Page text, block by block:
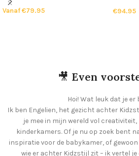
Vanaf€79.95 €94.95
🎥 Even
Hoi! Wat leuk dat je er
Ik ben Engelien, het gezicht achter
je mee in mijn wereld vol
kinderkamers. Of je nu op zoek bent
inspiratie voor de babykamer, of
wie er achter Kidzstijl zit – ik vertel je